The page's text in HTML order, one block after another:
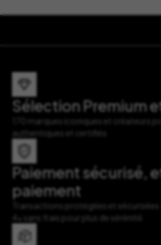
Sélection Premium
170 marques iconiques et créateurs
authentiques et certifiés
Paiement sécurisé,
paiement
Transactions protégées et sécurisées
4x sans frais pour plus de sérénité.